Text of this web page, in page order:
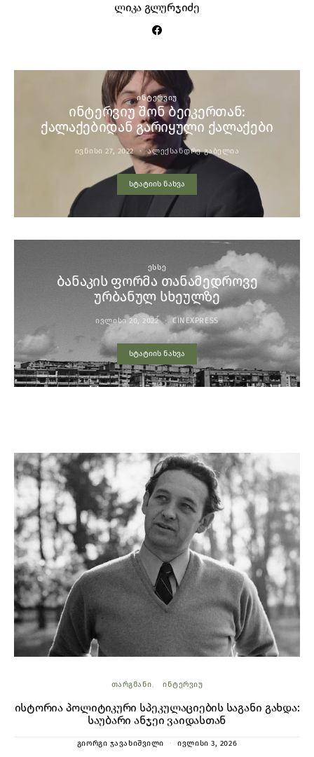
ლიკა გლურჯიძე
ᲘᲜᲢᲔᲠᲕᲘᲣ
ინტერვიუ შონ ბეიკერთან:
ქალაქებიდან გარიყული ქალაქები
ᲘᲕᲜᲘᲡᲘ 27, 2022 ᲐᲚᲔᲥᲡᲐᲜᲓᲠᲔ ᲒᲐᲑᲔᲚᲘᲐ
სტატიის ნახვა
ᲔᲡᲡᲔ
ბანაკის ფორმა თანამედროვე
ურბანულ სხეულზე
ᲘᲕᲚᲘᲡᲘ 20, 2022 CINEXPRESS
სტატიის ნახვა
ᲗᲐᲠᲒᲛᲐᲜᲘ ᲘᲜᲢᲔᲠᲕᲘᲣ
ისტორია პოლიტიკური სპეკულაციების საგანი გახდა:
საუბარი ანჯეი ვაიდასთან
ᲒᲘᲝᲠᲒᲘ ᲯᲐᲕᲐᲮᲘᲨᲕᲘᲚᲘ ᲘᲕᲚᲘᲡᲘ 3, 2026